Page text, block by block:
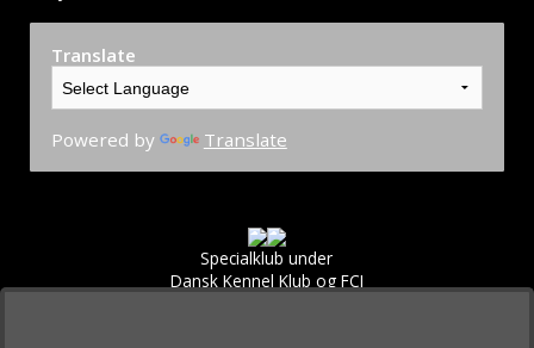
Translate
Powered by Translate
Specialklub under
Dansk Kennel Klub og FCI